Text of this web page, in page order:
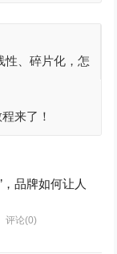
性、碎片化，怎
来了！
品牌如何让人
评论(0)